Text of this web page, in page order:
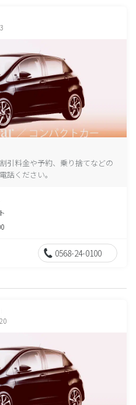
引料金や予約、乗り捨てなどの
話ください。
0568-24-0100